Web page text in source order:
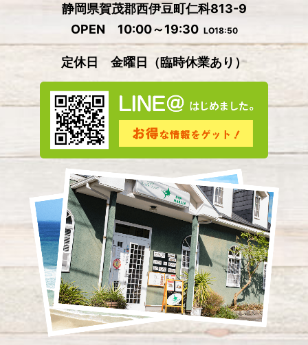
2024年6月(4)
2024年5月(4)
2024年4月 (2)
2024年3月(5)
2024年2月(3)
2024年1月(3)
2023年12月
2023年11月(2)
2023年10月(5)
2023年9月(3)
2023年8月(3)
2023年7月(8)
2023年6月(1)
静岡県賀茂郡西伊豆町仁科813-9
OPEN 10:00～19:30 LO18:50
定休日 金曜日 （臨時休業あり）